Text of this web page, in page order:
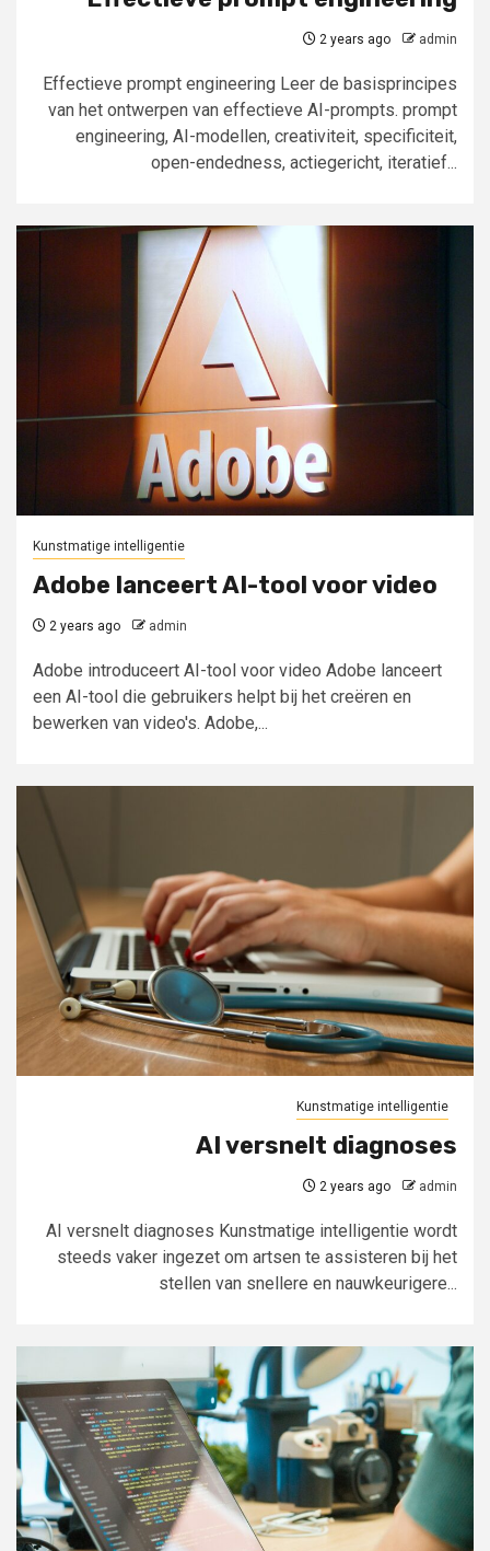
2 years ago admin
Effectieve prompt engineering Leer de basisprincipes
van het ontwerpen van effectieve AI-prompts. prompt
engineering, AI-modellen, creativiteit, specificiteit,
open-endedness, actiegericht, iteratief...
Kunstmatige intelligentie
Adobe lanceert AI-tool voor video
2 years ago admin
Adobe introduceert AI-tool voor video Adobe lanceert
een AI-tool die gebruikers helpt bij het creëren en
bewerken van video's. Adobe,...
Kunstmatige intelligentie
AI versnelt diagnoses
2 years ago admin
AI versnelt diagnoses Kunstmatige intelligentie wordt
steeds vaker ingezet om artsen te assisteren bij het
stellen van snellere en nauwkeurigere...